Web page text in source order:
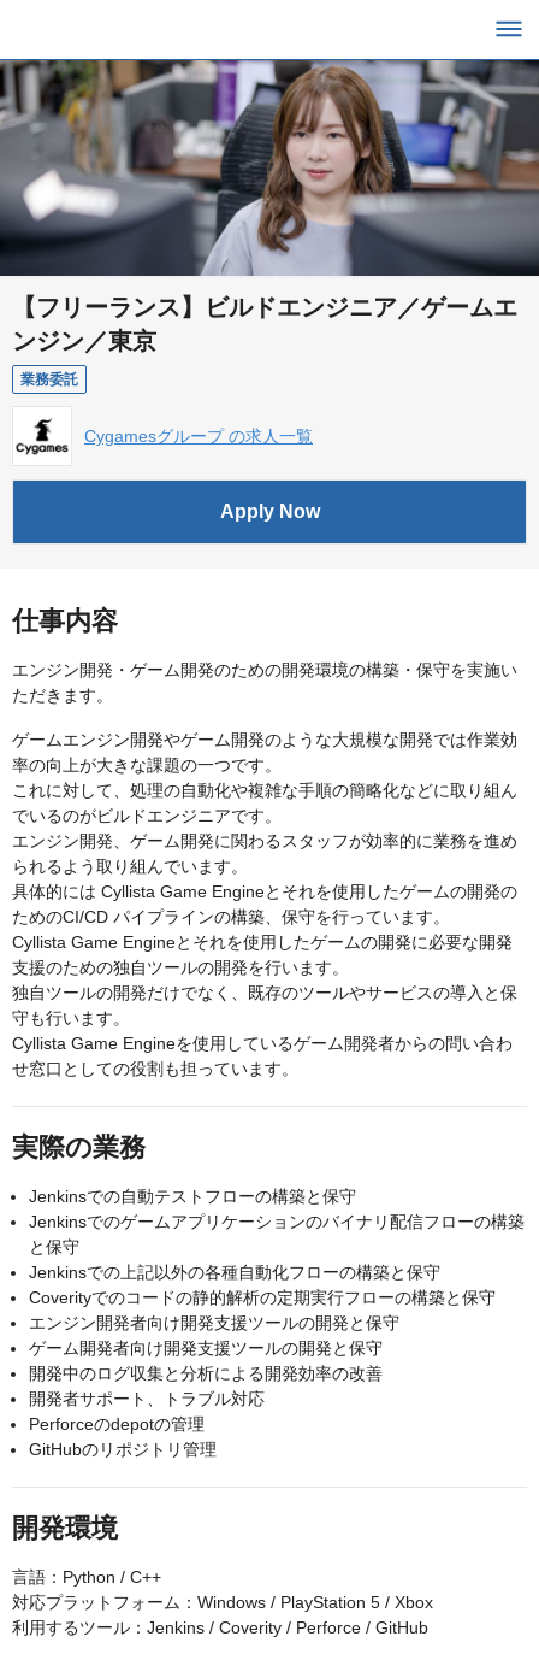
【フリーランス】ビルドエンジニア／ゲームエ
ンジン／東京
業務委託
Cygamesグループ の求人一覧
Apply Now
仕事内容
エンジン開発・ゲーム開発のための開発環境の構築・保守を実施い
ただきます。
ゲームエンジン開発やゲーム開発のような大規模な開発では作業効
率の向上が大きな課題の一つです。
これに対して、処理の自動化や複雑な手順の簡略化などに取り組ん
でいるのがビルドエンジニアです。
エンジン開発、ゲーム開発に関わるスタッフが効率的に業務を進め
られるよう取り組んでいます。
具体的には Cyllista Game Engineとそれを使用したゲームの開発の
ためのCI/CD パイプラインの構築、保守を行っています。
Cyllista Game Engineとそれを使用したゲームの開発に必要な開発
支援のための独自ツールの開発を行います。
独自ツールの開発だけでなく、既存のツールやサービスの導入と保
守も行います。
Cyllista Game Engineを使用しているゲーム開発者からの問い合わ
せ窓口としての役割も担っています。
実際の業務
Jenkinsでの自動テストフローの構築と保守
Jenkinsでのゲームアプリケーションのバイナリ配信フローの構築
と保守
Jenkinsでの上記以外の各種自動化フローの構築と保守
Coverityでのコードの静的解析の定期実行フローの構築と保守
エンジン開発者向け開発支援ツールの開発と保守
ゲーム開発者向け開発支援ツールの開発と保守
開発中のログ収集と分析による開発効率の改善
開発者サポート、トラブル対応
Perforceのdepotの管理
GitHubのリポジトリ管理
開発環境
言語：Python / C++
対応プラットフォーム：Windows / PlayStation 5 / Xbox
利用するツール：Jenkins / Coverity / Perforce / GitHub